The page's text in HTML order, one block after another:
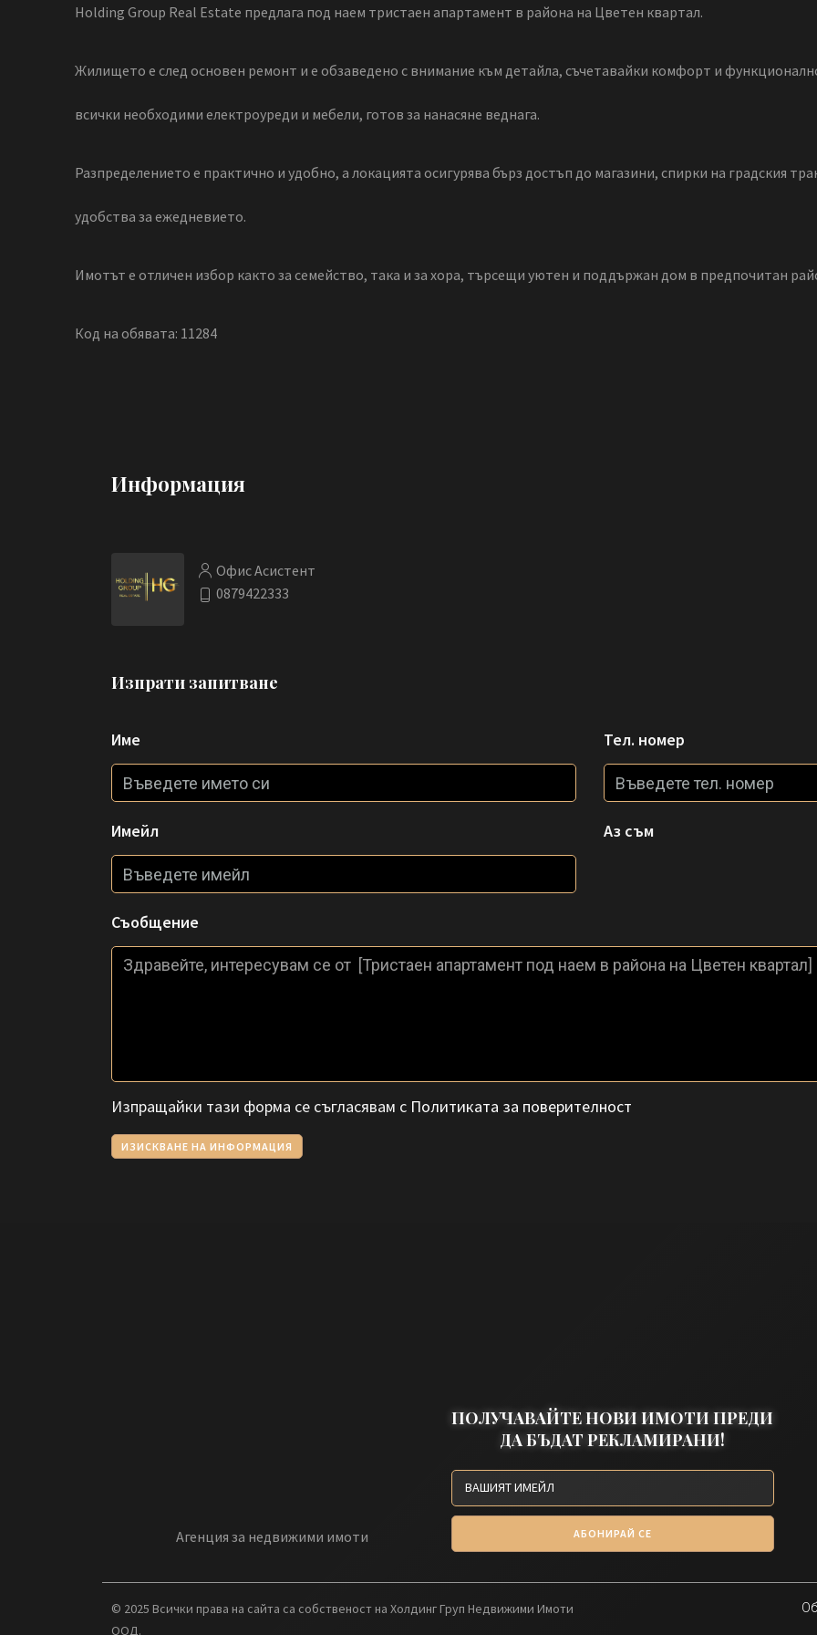
Holding Group Real Estate предлага под наем тристаен апартамент в района на Цветен квартал.
Жилището е след основен ремонт и е обзаведено с внимание към детайла, съчетавайки комфорт и
всички необходими електроуреди и мебели, готов за нанасяне веднага.
Разпределението е практично и удобно, а локацията осигурява бърз достъп до магазини, спирки на градския
удобства за ежедневието.
Имотът е отличен избор както за семейство, така и за хора, търсещи уютен и поддържан дом в предпочитан
Код на обявата: 11284
Информация
Офис Асистент
0879422333
Изпрати запитване
Име Тел. номер
Имейл Аз съм
Съобщение
Изпращайки тази форма се съгласявам с Политиката за поверителност
ИЗИСКВАНЕ НА ИНФОРМАЦИЯ
Агенция за недвижими имоти
ПОЛУЧАВАЙТЕ НОВИ ИМОТИ ПРЕДИ
ДА БЪДАТ РЕКЛАМИРАНИ!
АБОНИРАЙ СЕ
© 2025 Всички права на сайта са собственост на Холдинг Груп Недвижими Имоти
ООД.